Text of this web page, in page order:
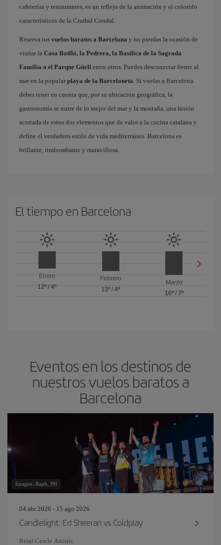
cafeterías y restaurantes, es un reflejo de la animación y el colorido
característicos de la Ciudad Condal.
Reserva tus vuelos baratos a Barcelona y no pierdas la ocasión de
visitar la Casa Batlló, la Pedrera, la Basílica de la Sagrada
Familia o el Parque Güell entre otros. Puedes desconectar frente al
mar en la popular playa de la Barceloneta. Si vuelas a Barcelona
debes tener en cuenta que, por su ubicación geográfica, la
gastronomía se nutre de lo mejor del mar y la montaña, una fusión
acertada de estos dos elementos que da valor a la cocina catalana y
define el verdadero estilo de vida mediterráneo. Barcelona es
brillante, rimbombante y maravillosa.
El tiempo en Barcelona
Enero
12º/4º
Febrero
13º / 4º
Marzo
16º/ 7º
Eventos en los destinos de
nuestros vuelos baratos a
Barcelona
Imagen: Raph_PH
04 abr 2026 - 15 ago 2026
Candlelight: Ed Sheeran vs Coldplay
Reial Cercle Artístic